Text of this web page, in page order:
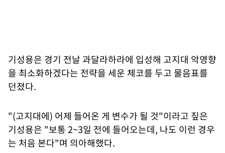
기성용은 경기 전날 과달라하라에 입성해 고지대 악영향
을 최소화하겠다는 전략을 세운 체코를 두고 물음표를
던졌다.
"(고지대에) 어제 들어온 게 변수가 될 것"이라고 짚은
기성용은 "보통 2~3일 전에 들어오는데, 나도 이런 경우
는 처음 본다"며 의아해했다.